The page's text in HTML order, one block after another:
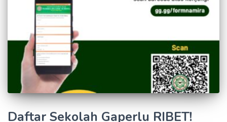
Daftar Sekolah Gaperlu RIBET!